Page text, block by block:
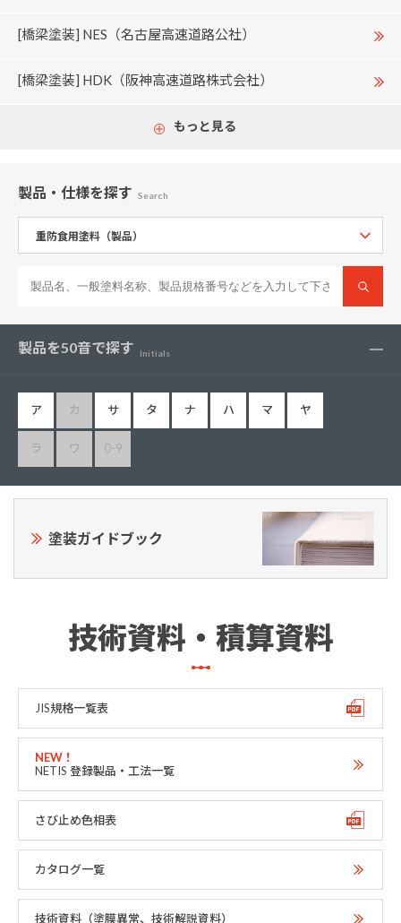
[橋梁塗装] NES（名古屋高速道路公社）
[橋梁塗装] HDK（阪神高速道路株式会社）
もっと見る
製品・仕様を探す Search
製品を50音で探す Initials
ア カ サ タ ナ ハ マ ヤ
ラ ワ 0-9
塗装ガイドブック
技術資料・積算資料
JIS規格一覧表
NETIS 登録製品・工法一覧
さび止め色相表
カタログ一覧
技術資料（塗膜異常、技術解説資料）